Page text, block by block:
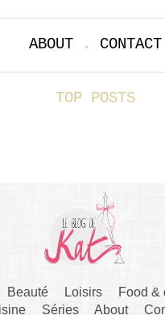
ABOUT. CONTACT
TOP POSTS
Beauté Loisirs
Food &
Séries About